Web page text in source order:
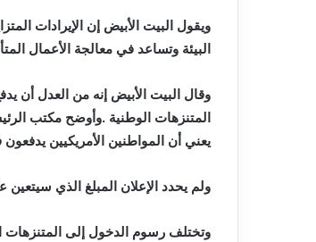
‬البيئة‭ ‬وتساعد‭ ‬في‭ ‬معالجة‭ ‬الأعمال‭ ‬المتأخرة‭ ‬من‭ ‬الصيانة‭. ‬
‬يعني‭ ‬أن‭ ‬المواطنين‭ ‬الأمريكيين‭ ‬يدفعون‭ ‬فعليا‭ ‬أكثر‭ ‬بشكل‭ ‬عام‭ ‬بسبب‭ ‬مساهماتهم‭ ‬الضريبية‭. ‬
ولم‭ ‬يحدد‭ ‬الإعلان‭ ‬المبلغ‭ ‬الذي‭ ‬سيتعين‭ ‬على‭ ‬غير‭ ‬المقيمين‭ ‬في‭ ‬الولايات‭ ‬المتحدة‭ ‬دفعه،‭ ‬أو‭ ‬كيفية‭ ‬عمل‭ ‬نظام‭ ‬الأفضلية‭. ‬
وتختلف‭ ‬رسوم‭ ‬الدخول‭ ‬إلى‭ ‬المتنزهات‭ ‬الوطنية‭ ‬الأمريكية،‭ ‬وبعضها‭ ‬لا‭ ‬يفرض‭ ‬أي‭ ‬رسوم‭ ‬على‭ ‬الإطلاق‭. ‬